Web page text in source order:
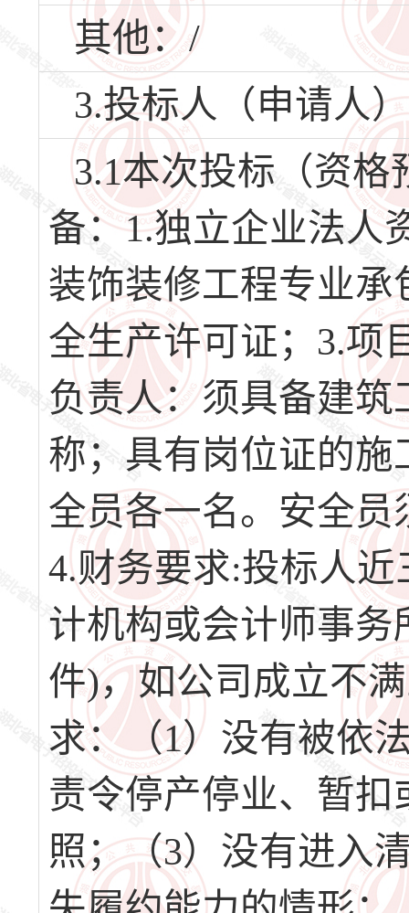
其他：/
3.投标人（申请人
3.1本次投标（资
备：1.独立企业法人
装饰装修工程专业
全生产许可证；3.项
负责人：须具备建
称；具有岗位证的
全员各一名。安全
4.财务要求:投标人近
计机构或会计师事
件)，如公司成立不
求：（1）没有被依
责令停产停业、暂
照；（3）没有进入